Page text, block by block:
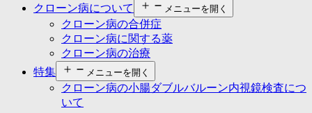
クローン病について
メニューを開く
クローン病の合併症
クローン病に関する薬
クローン病の治療
特集
メニューを開く
クローン病の小腸ダブルバルーン内視鏡検査につ
いて